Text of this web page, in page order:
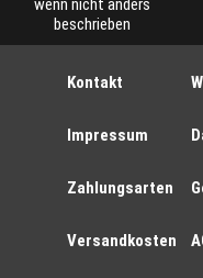
wenn nicht anders
beschrieben
Kontakt
Impressum
Zahlungsarten
Versandkosten